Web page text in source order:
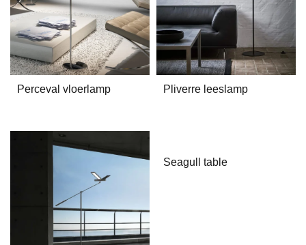
Perceval vloerlamp Pliverre leeslamp
Seagull table